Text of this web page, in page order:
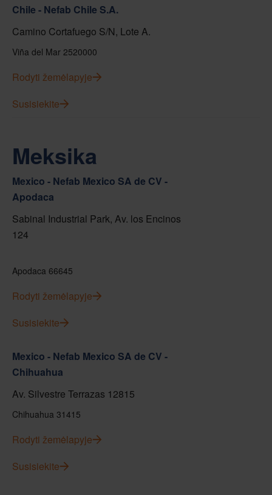
Chile - Nefab Chile S.A.
Camino Cortafuego S/N, Lote A.
Viña del Mar 2520000
Rodyti žemėlapyje
Susisiekite
Meksika
Mexico - Nefab Mexico SA de CV -
Apodaca
Sabinal Industrial Park, Av. los Encinos
124
Apodaca 66645
Rodyti žemėlapyje
Susisiekite
Mexico - Nefab Mexico SA de CV -
Chihuahua
Av. Silvestre Terrazas 12815
Chihuahua 31415
Rodyti žemėlapyje
Susisiekite